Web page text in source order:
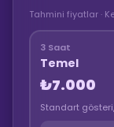
Tahmini fiyatlar ·
3 Saat
Temel
₺7.000
Standart